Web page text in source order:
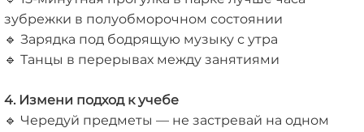
зубрежки в полуобморочном состоянии
🔹 Зарядка под бодрящую музыку с утра
🔹 Танцы в перерывах между занятиями
4. Измени подход к учебе
🔹 Чередуй предметы — не застревай на одном